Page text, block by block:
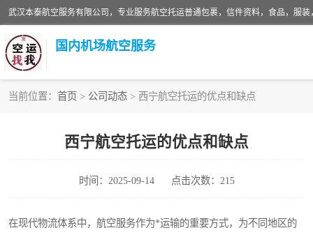
国内机场航空服务
当前位置： 首页 > 公司动态 > 西宁航空托运的优点和缺点
西宁航空托运的优点和缺点
时间：2025-09-14 点击次数：215
在现代物流体系中，航空服务作为*运输的重要方式，为不同地区的